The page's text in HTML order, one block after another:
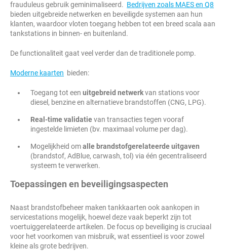
frauduleus gebruik geminimaliseerd. Bedrijven zoals MAES en Q8
bieden uitgebreide netwerken en beveiligde systemen aan hun
klanten, waardoor vloten toegang hebben tot een breed scala aan
tankstations in binnen- en buitenland.
De functionaliteit gaat veel verder dan de traditionele pomp.
Moderne kaarten bieden:
Toegang tot een uitgebreid netwerkvan stations voor
diesel, benzine en alternatieve brandstoffen (CNG, LPG).
Real-time validatievan transacties tegen vooraf
ingestelde limieten (bv. maximaal volume per dag).
Mogelijkheid omalle brandstofgerelateerde uitgaven
(brandstof, AdBlue, carwash, tol) via één gecentraliseerd
systeem te verwerken.
Toepassingen en beveiligingsaspecten
Naast brandstofbeheer maken tankkaarten ook aankopen in
servicestations mogelijk, hoewel deze vaak beperkt zijn tot
voertuiggerelateerde artikelen. De focus op beveiliging is cruciaal
voor het voorkomen van misbruik, wat essentieel is voor zowel
kleine als grote bedrijven.